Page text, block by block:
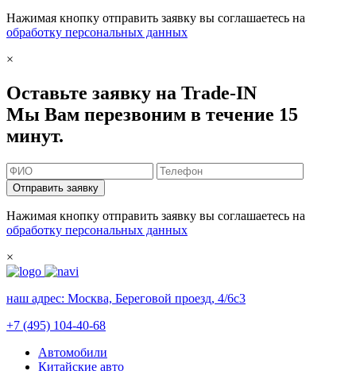
Нажимая кнопку отправить заявку вы соглашаетесь на
обработку персональных данных
×
Оставьте заявку на Trade-IN
Мы Вам перезвоним в течение 15
минут.
Отправить заявку
Нажимая кнопку отправить заявку вы соглашаетесь на
обработку персональных данных
×
наш адрес: Москва, Береговой проезд, 4/6с3
+7 (495) 104-40-68
Автомобили
Китайские авто